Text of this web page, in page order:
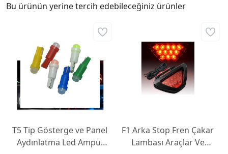
Bu ürünün yerine tercih edebileceğiniz ürünler
T5 Tip Gösterge ve Panel
Aydınlatma Led Ampul
F1 Arka Stop Fren Çakar
Lambası Araçlar Ve